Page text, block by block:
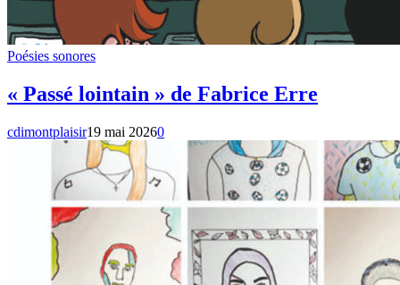
Poésies sonores
« Passé lointain » de Fabrice Erre
cdimontplaisir19 mai 20260